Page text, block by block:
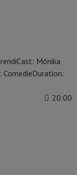
Mónika
ComedieDuration:
20:00